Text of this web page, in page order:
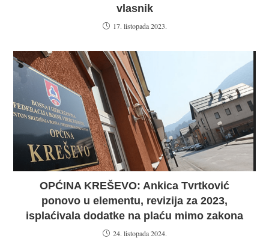
vlasnik
17. listopada 2023.
OPĆINA KREŠEVO: Ankica Tvrtković
ponovo u elementu, revizija za 2023,
isplaćivala dodatke na plaću mimo zakona
24. listopada 2024.